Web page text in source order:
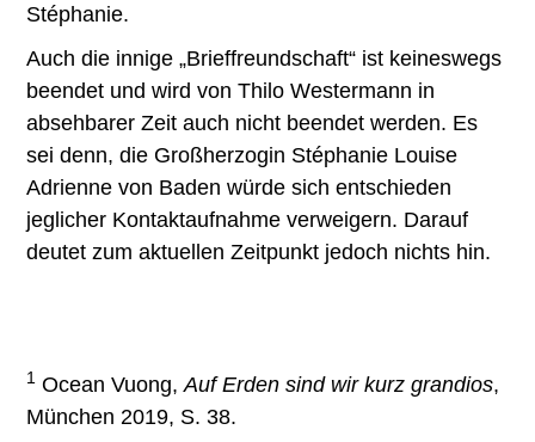
Stéphanie.
Auch die innige „Brieffreundschaft“ ist keineswegs
beendet und wird von Thilo Westermann in
absehbarer Zeit auch nicht beendet werden. Es
sei denn, die Großherzogin Stéphanie Louise
Adrienne von Baden würde sich entschieden
jeglicher Kontaktaufnahme verweigern. Darauf
deutet zum aktuellen Zeitpunkt jedoch nichts hin.
1 Ocean Vuong,Auf Erden sind wir kurz grandios,
München 2019, S. 38.